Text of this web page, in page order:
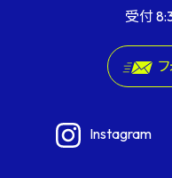
受付
Instagram